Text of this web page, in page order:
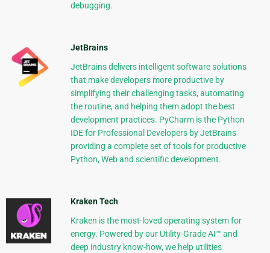
debugging.
JetBrains
JetBrains delivers intelligent software solutions
that make developers more productive by
simplifying their challenging tasks, automating
the routine, and helping them adopt the best
development practices. PyCharm is the Python
IDE for Professional Developers by JetBrains
providing a complete set of tools for productive
Python, Web and scientific development.
Kraken Tech
Kraken is the most-loved operating system for
energy. Powered by our Utility-Grade AI™ and
deep industry know-how, we help utilities